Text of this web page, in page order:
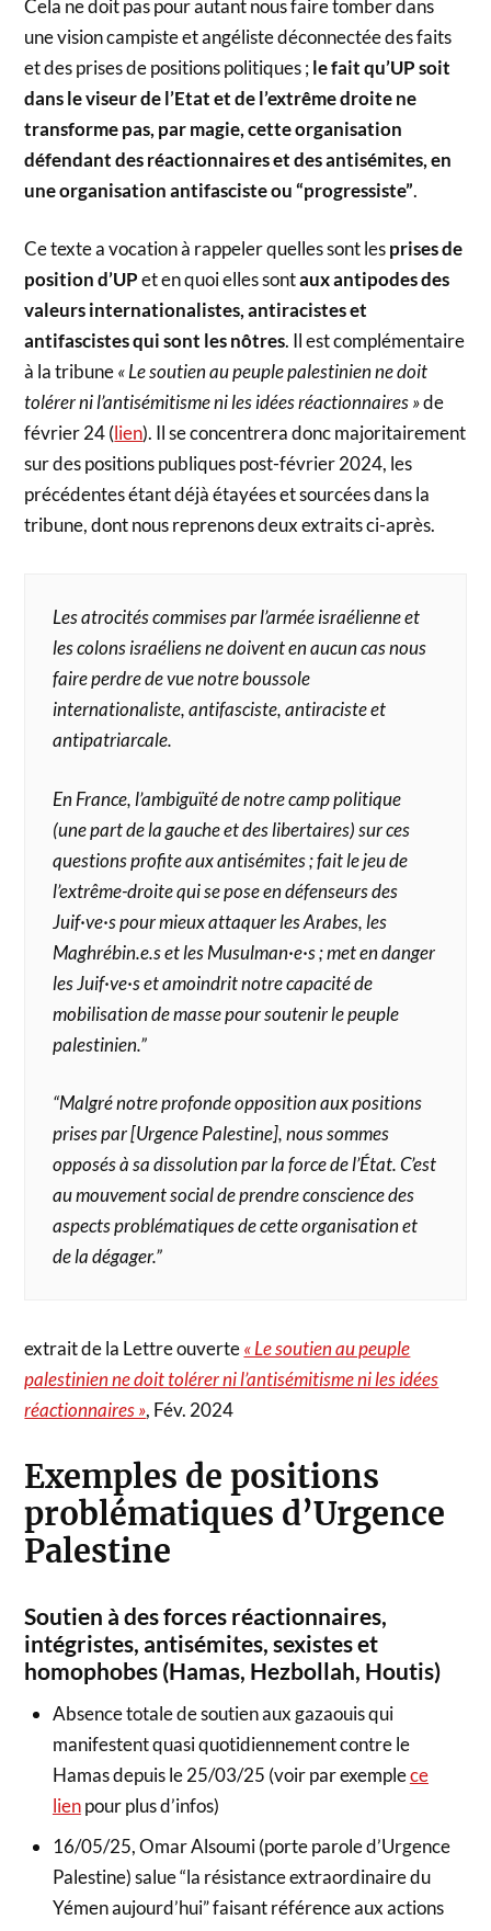
Cela ne doit pas pour autant nous faire tomber dans
une vision campiste et angéliste déconnectée des faits
et des prises de positions politiques ;le fait qu’UP soit
dans le viseur de l’Etat et de l’extrême droite ne
transforme pas, par magie, cette organisation
défendant des réactionnaires et des antisémites, en
une organisation antifasciste ou “progressiste”.
Ce texte a vocation à rappeler quelles sont lesprises de
position d’UPet en quoi elles sontaux antipodes des
valeurs internationalistes, antiracistes et
antifascistes qui sont les nôtres. Il est complémentaire
à la tribune« Le soutien au peuple palestinien ne doit
tolérer ni l’antisémitisme ni les idées réactionnaires »de
février 24 (lien). Il se concentrera donc majoritairement
sur des positions publiques post-février 2024, les
précédentes étant déjà étayées et sourcées dans la
tribune, dont nous reprenons deux extraits ci-après.
Les atrocités commises par l’armée israélienne et
les colons israéliens ne doivent en aucun cas nous
faire perdre de vue notre boussole
internationaliste, antifasciste, antiraciste et
antipatriarcale.
En France, l’ambiguïté de notre camp politique
(une part de la gauche et des libertaires) sur ces
questions profite aux antisémites ; fait le jeu de
l’extrême-droite qui se pose en défenseurs des
Juif·ve·s pour mieux attaquer les Arabes, les
Maghrébin.e.s et les Musulman·e·s ; met en danger
les Juif·ve·s et amoindrit notre capacité de
mobilisation de masse pour soutenir le peuple
palestinien.”
“Malgré notre profonde opposition aux positions
prises par [Urgence Palestine], nous sommes
opposés à sa dissolution par la force de l’État. C’est
au mouvement social de prendre conscience des
aspects problématiques de cette organisation et
de la dégager.”
extrait de la Lettre ouverte« Le soutien au peuple
palestinien ne doit tolérer ni l’antisémitisme ni les idées
réactionnaires », Fév. 2024
Exemples de positions
problématiques d’Urgence
Palestine
Soutien à des forces réactionnaires,
intégristes, antisémites, sexistes et
homophobes (Hamas, Hezbollah, Houtis)
Absence totale de soutien aux gazaouis qui
manifestent quasi quotidiennement contre le
Hamas depuis le 25/03/25 (voir par exemplece
lienpour plus d’infos)
16/05/25, Omar Alsoumi (porte parole d’Urgence
Palestine) salue “la résistance extraordinaire du
Yémen aujourd’hui” faisant référence aux actions